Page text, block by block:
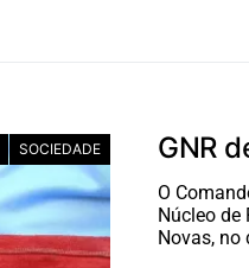
SOCIEDADE GNR
O
Núcleo de
Novas, no